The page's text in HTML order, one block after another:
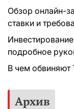
Обзор онлайн-
ставки и
подробное
В чем обвиняют
Архив